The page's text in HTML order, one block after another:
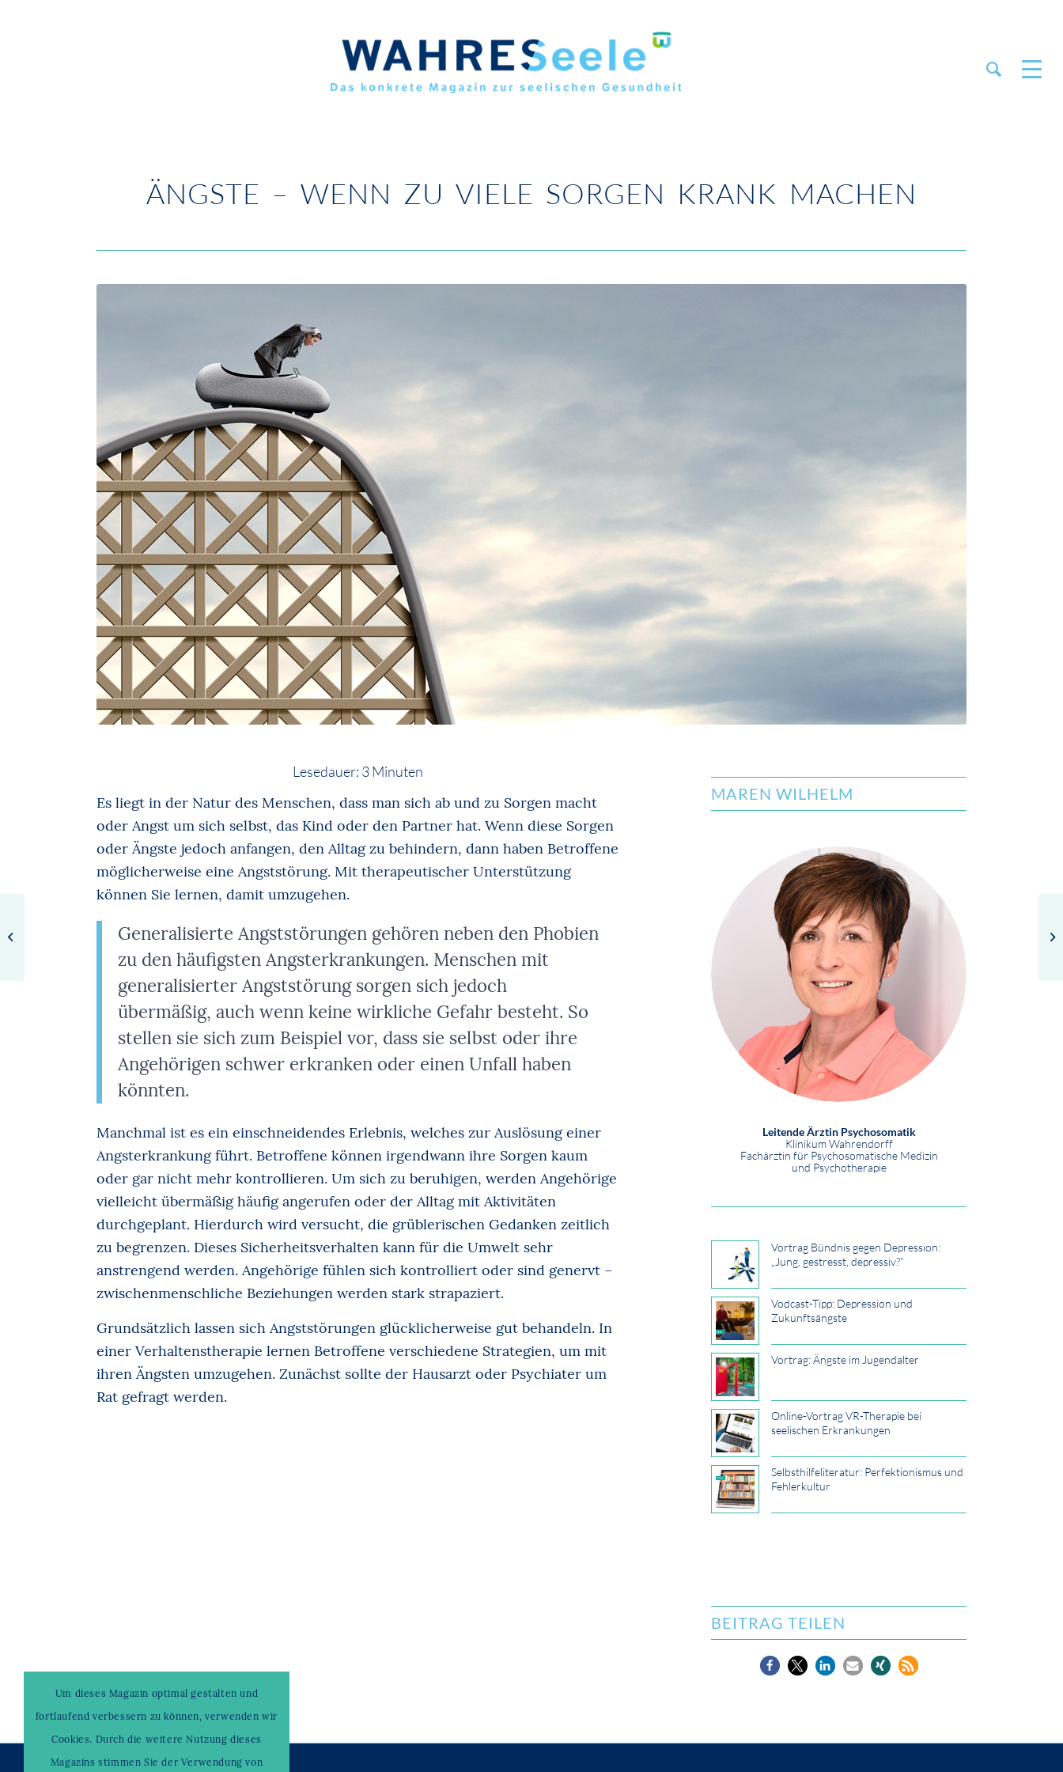
ÄNGSTE – WENN ZU VIELE SORGEN KRANK MACHEN
Lesedauer: 3Minuten
Es liegt in der Natur des Menschen, dass man sich ab und zu Sorgen macht
oder Angst um sich selbst, das Kind oder den Partner hat. Wenn diese Sorgen
oder Ängste jedoch anfangen, den Alltag zu behindern, dann haben Betroffene
möglicherweise eine Angststörung. Mit therapeutischer Unterstützung
können Sie lernen, damit umzugehen.
Generalisierte Angststörungen gehören neben den Phobien
zu den häufigsten Angsterkrankungen. Menschen mit
generalisierter Angststörung sorgen sich jedoch
übermäßig, auch wenn keine wirkliche Gefahr besteht. So
stellen sie sich zum Beispiel vor, dass sie selbst oder ihre
Angehörigen schwer erkranken oder einen Unfall haben
könnten.
Manchmal ist es ein einschneidendes Erlebnis, welches zur Auslösung einer
Angsterkrankung führt. Betroffene können irgendwann ihre Sorgen kaum
oder gar nicht mehr kontrollieren. Um sich zu beruhigen, werden Angehörige
vielleicht übermäßig häufig angerufen oder der Alltag mit Aktivitäten
durchgeplant. Hierdurch wird versucht, die grüblerischen Gedanken zeitlich
zu begrenzen. Dieses Sicherheitsverhalten kann für die Umwelt sehr
anstrengend werden. Angehörige fühlen sich kontrolliert oder sind genervt –
zwischenmenschliche Beziehungen werden stark strapaziert.
Grundsätzlich lassen sich Angststörungen glücklicherweise gut behandeln. In
einer Verhaltenstherapie lernen Betroffene verschiedene Strategien, um mit
ihren Ängsten umzugehen. Zunächst sollte der Hausarzt oder Psychiater um
Rat gefragt werden.
MAREN WILHELM
Leitende Ärztin Psychosomatik
Klinikum Wahrendorff
Fachärztin für Psychosomatische Medizin
und Psychotherapie
Vortrag Bündnis gegen Depression:
„Jung, gestresst, depressiv?“
Vodcast-Tipp: Depression und
Zukunftsängste
Vortrag: Ängste im Jugendalter
Online-Vortrag VR-Therapie bei
seelischen Erkrankungen
Selbsthilfeliteratur: Perfektionismus und
Fehlerkultur
BEITRAG TEILEN
Corona & Psyche:
Mit Alkohol die Seele
Um dieses Magazin optimal gestalten und
fortlaufend verbessern zu können, verwenden wir
Cookies. Durch die weitere Nutzung dieses
Magazins stimmen Sie der Verwendung von